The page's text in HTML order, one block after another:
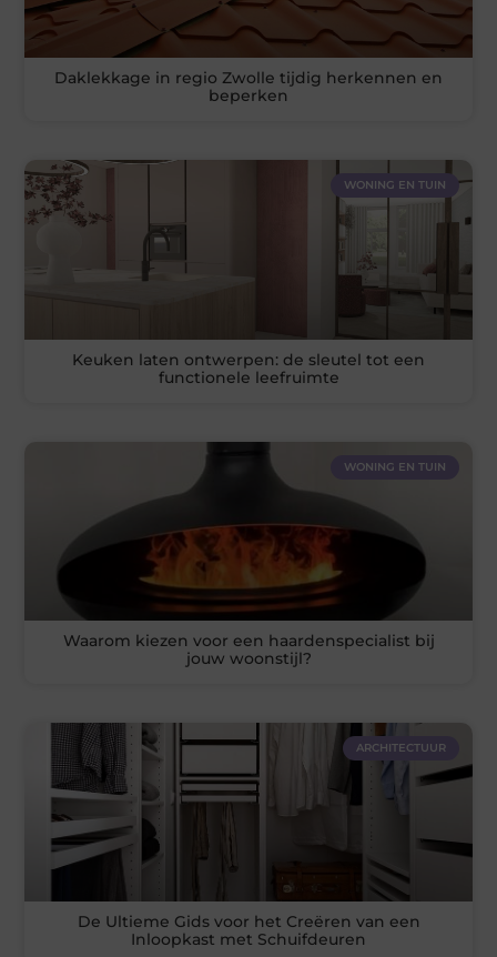
Daklekkage in regio Zwolle tijdig herkennen en
beperken
WONING EN TUIN
Keuken laten ontwerpen: de sleutel tot een
functionele leefruimte
WONING EN TUIN
Waarom kiezen voor een haardenspecialist bij
jouw woonstijl?
ARCHITECTUUR
De Ultieme Gids voor het Creëren van een
Inloopkast met Schuifdeuren